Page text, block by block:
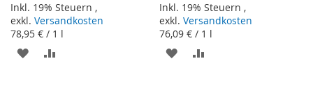
Inkl. 19% Steuern ,
exkl. Versandkosten
78,95 € / 1 l
ZUR
Inkl. 19% Steuern ,
exkl.Versandkosten
76,09 € / 1 l
ZUR